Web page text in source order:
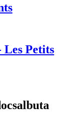
Les Petits